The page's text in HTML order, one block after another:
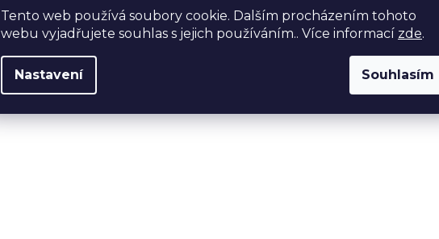
Tento web používá soubory cookie. Dalším procházením tohoto
webu vyjadřujete souhlas s jejich používáním.. Více informací zde.
Nastavení Souhlasím